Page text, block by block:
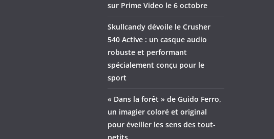
sur Prime Video le 6 octobre
Skullcandy dévoile le Crusher
540 Active : un casque audio
robuste et performant
spécialement conçu pour le
sport
« Dans la forêt » de Guido Ferro,
un imagier coloré et original
pour éveiller les sens des tout-